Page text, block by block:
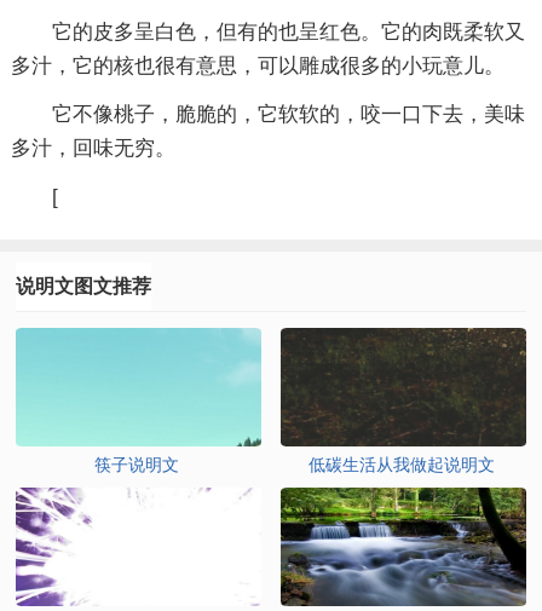
它的皮多呈白色，但有的也呈红色。它的肉既柔软又
多汁，它的核也很有意思，可以雕成很多的小玩意儿。
它不像桃子，脆脆的，它软软的，咬一口下去，美味
多汁，回味无穷。
[
说明文图文推荐
筷子说明文 低碳生活从我做起说明文